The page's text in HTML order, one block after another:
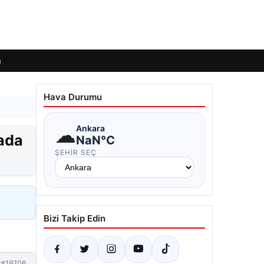
Hava Durumu
☁Ankara
NaN°C
ŞEHIR SEÇ
Bizi Takip Edin